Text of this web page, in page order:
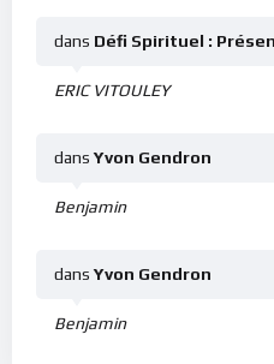
ERIC VITOULEY
dans Défi Spirituel :
Benjamin
dans Yvon Gendron
Benjamin
dans Yvon Gendron